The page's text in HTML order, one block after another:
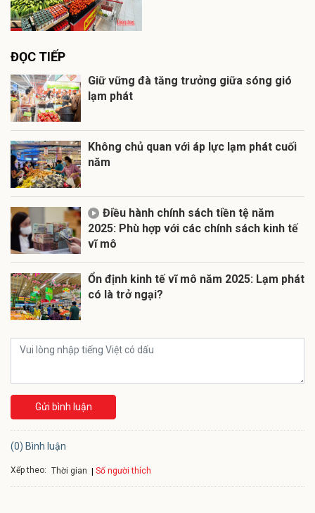
ĐỌC TIẾP
Giữ vững đà tăng trưởng giữa sóng gió
lạm phát
Không chủ quan với áp lực lạm phát cuối
năm
Điều hành chính sách tiền tệ năm
2025: Phù hợp với các chính sách kinh tế
vĩ mô
Ổn định kinh tế vĩ mô năm 2025: Lạm phát
có là trở ngại?
Gửi bình luận
(0) Bình luận
Xếp theo: Thời gian Số người thích